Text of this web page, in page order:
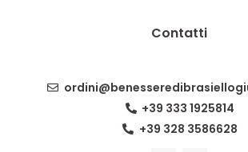
Contatti
+39 333 1925814
+39 328 3586628